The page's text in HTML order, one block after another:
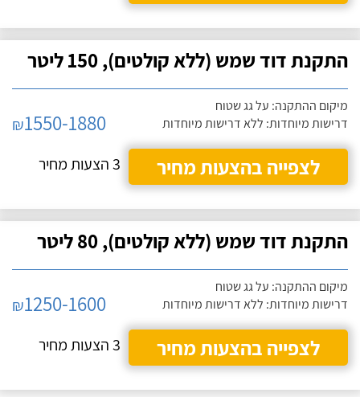
התקנת דוד שמש (ללא קולטים), 150 ליטר
מיקום ההתקנה: על גג שטוח
דרישות מיוחדות: ללא דרישות מיוחדות
₪1550-1880
לצפייה בהצעות מחיר
3 הצעות מחיר
התקנת דוד שמש (ללא קולטים), 80 ליטר
מיקום ההתקנה: על גג שטוח
דרישות מיוחדות: ללא דרישות מיוחדות
₪1250-1600
לצפייה בהצעות מחיר
3 הצעות מחיר